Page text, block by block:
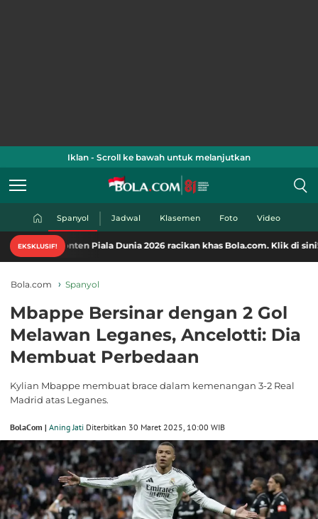
Iklan - Scroll ke bawah untuk melanjutkan
Spanyol Jadwal Klasemen Foto Video
EKSKLUSIF!
Piala Dunia 2026 racikan khas Bola.com. Klik di sini!
Bola.com Spanyol
Mbappe Bersinar dengan 2 Gol
Melawan Leganes, Ancelotti: Dia
Membuat Perbedaan
Kylian Mbappe membuat brace dalam kemenangan 3-2 Real
Madrid atas Leganes.
BolaCom | Aning Jati Diterbitkan 30 Maret 2025, 10:00 WIB